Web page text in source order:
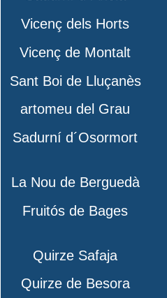
Vicenç dels Horts
Vicenç de Montalt
Sant Boi de Lluçanès
artomeu del Grau
Sadurní d´Osormort
La Nou de Berguedà
Fruitós de Bages
Quirze Safaja
Quirze de Besora